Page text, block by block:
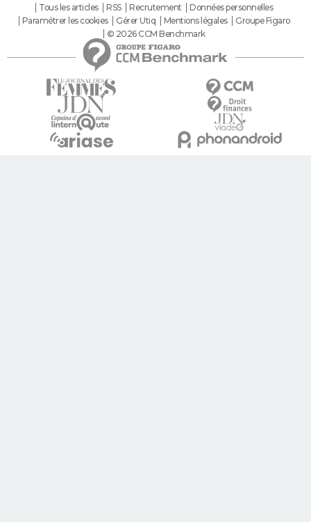
Tous les articles
RSS Recrutement
Données personnelles
Paramétrer les cookies
Gérer Utiq Mentions légales
Groupe Figaro
© 2026 CCM Benchmark